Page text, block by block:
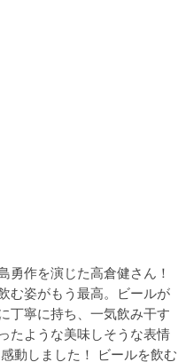
作を演じた高倉健さん！
む姿がもう最高。ビールが
丁寧に持ち、一気飲み干す
たような美味しそうな表情
動しました！ ビールを飲む